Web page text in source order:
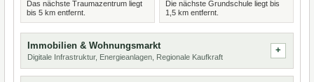
Das nächste Traumazentrum liegt
bis 5 km entfernt.
Die nächste Grundschule liegt bis
1,5 km entfernt.
Immobilien & Wohnungsmarkt
Digitale Infrastruktur, Energieanlagen, Regionale Kaufkraft